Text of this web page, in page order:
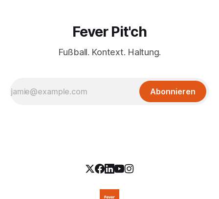
Fever Pit'ch
Fußball. Kontext. Haltung.
Abonnieren